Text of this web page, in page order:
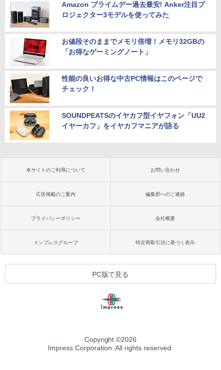
Amazon プライムデー過去最安! Anker注目プ
ロジェクター3モデルを使ってみた
お値段そのままでメモリ倍増！メモリ32GBの
「お得なゲーミングノート」
性能の良いお得な中古PC情報はこのページで
チェック！
SOUNDPEATSのイヤカフ型イヤフォン「UU2
イヤーカフ」をイヤカフマニアが語る
本サイトのご利用について お問い合わせ
広告掲載のご案内 編集部へのご連絡
プライバシーポリシー 会社概要
インプレスグループ 特定商取引法に基づく表示
PC版で見る
Copyright ©2026
Impress Corporation. All rights reserved.